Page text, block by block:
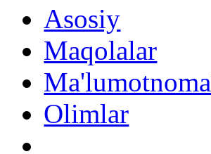
Asosiy
Maqolalar
Olimlar